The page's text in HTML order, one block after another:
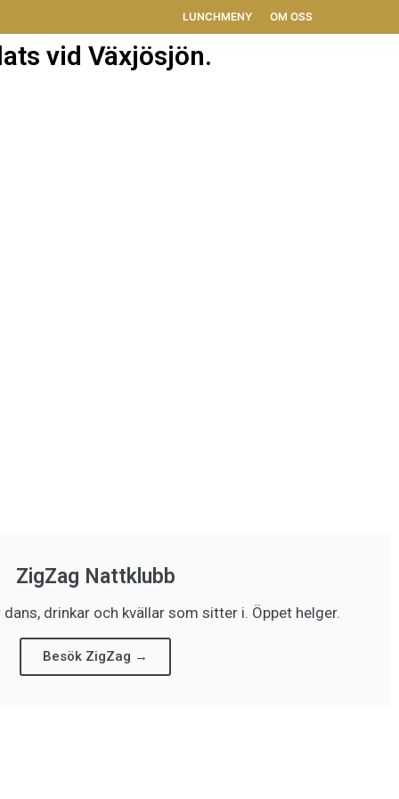
LUNCHMENY OM OSS
vid Växjösjön.
ZigZag Nattklubb
drinkar och kvällar som sitter i. Öppet helger.
Besök ZigZag →